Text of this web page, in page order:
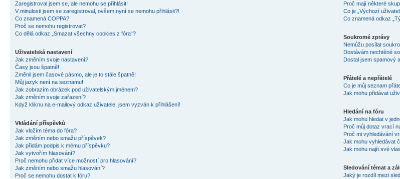
Zaregistroval jsem se, ale nemohu se přihlásit!
V minulosti jsem se zaregistroval, ovšem nyní se nemohu přihlásit?!
Co znamená COPPA?
Proč se nemohu registrovat?
Co dělá odkaz „Smazat všechny cookies z fóra“?
Uživatelská nastavení
Jak změním svoje nastavení?
Časy jsou špatně!
Změnil jsem časové pásmo, ale je to stále špatně!
Můj jazyk není na seznamu!
Jak zobrazím obrázek pod uživatelským jménem?
Jak změním svoje zařazení?
Když kliknu na e-mailový odkaz uživatele, jsem vyzván k přihlášení!
Vkládání příspěvků
Jak vložím téma do fóra?
Jak změním nebo smažu příspěvek?
Jak přidám podpis k mému příspěvku?
Jak vytvořím hlasování?
Proč nemohu přidat více možností pro hlasování?
Jak změním nebo smažu hlasování?
Proč se nemohu dostat k fóru?
Proč mají některé
Co je „Výchozí
Co znamená odkaz
Soukromé zprávy
Nemůžu posílat
Dostávám nechtěné
Dostal jsem spamový
Přátelé a nepřátelé
Co je můj seznam
Jak mohu přidávat
Hledání na fóru
Jak mohu hledat v
Proč můj dotaz vrací
Proč mi vyhledávání
Jak mohu vyhledávat
Jak mohu najít své
Sledování témat a
Jaký je rozdíl mezi